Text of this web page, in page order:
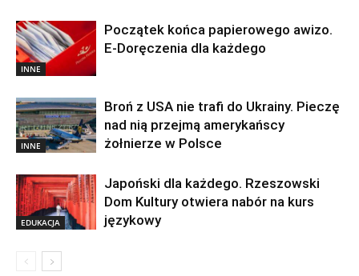
INNE
Początek końca papierowego awizo.
E-Doręczenia dla każdego
INNE
Broń z USA nie trafi do Ukrainy. Pieczę
nad nią przejmą amerykańscy
żołnierze w Polsce
EDUKACJA
Japoński dla każdego. Rzeszowski
Dom Kultury otwiera nabór na kurs
językowy